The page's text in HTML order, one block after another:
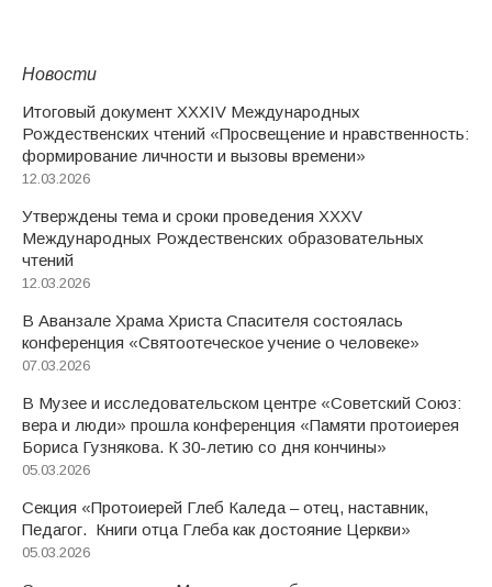
Новости
Итоговый документ XXХIV Международных
Рождественских чтений «Просвещение и нравственность:
формирование личности и вызовы времени»
12.03.2026
Утверждены тема и сроки проведения XXXV
Международных Рождественских образовательных
чтений
12.03.2026
В Аванзале Храма Христа Спасителя состоялась
конференция «Святоотеческое учение о человеке»
07.03.2026
В Музее и исследовательском центре «Советский Союз:
вера и люди» прошла конференция «Памяти протоиерея
Бориса Гузнякова. К 30-летию со дня кончины»
05.03.2026
Секция «Протоиерей Глеб Каледа – отец, наставник,
Педагог. Книги отца Глеба как достояние Церкви»
05.03.2026